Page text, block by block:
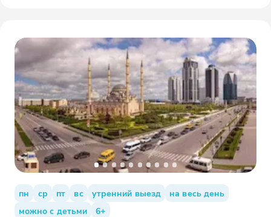
пн ср пт вс утренний выезд
на весь день
можно с детьми
6+